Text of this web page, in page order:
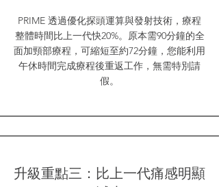
PRIME 透過優化探頭運算與發射技術，療程
整體時間比上一代快20%。原本需90分鐘的全
面加頸部療程，可縮短至約72分鐘，您能利用
午休時間完成療程後重返工作，無需特別請
假。
升級重點三：比上一代痛感明顯